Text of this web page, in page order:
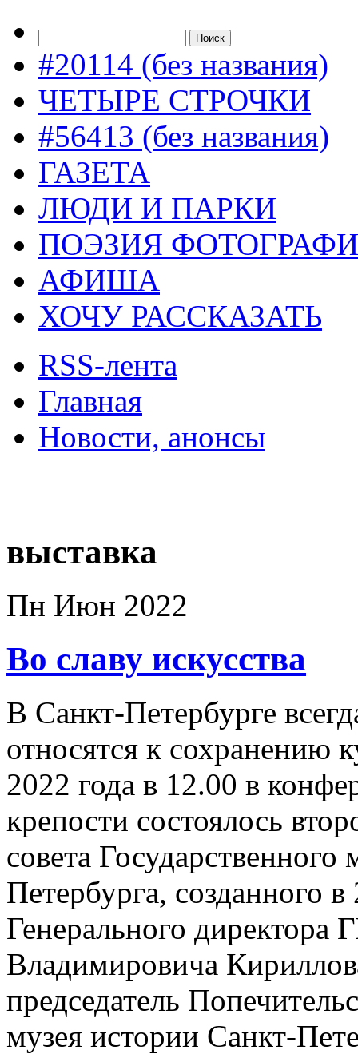
#20114 (без названия)
ЧЕТЫРЕ СТРОЧКИ
#56413 (без названия)
ГАЗЕТА
ЛЮДИ И ПАРКИ
ПОЭЗИЯ
АФИША
ХОЧУ РАССКАЗАТЬ
RSS-лента
Главная
Новости, анонсы
выставка
Пн Июн 2022
Во славу искусства
В Санкт-Петербурге
относятся к сохранению
2022 года в 12.00 в
крепости состоялось
совета
Петербурга, созданного
Генерального
Владимировича
председатель
музея истории Санкт-